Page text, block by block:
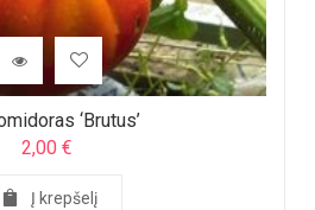
‘Brutus’
2,00 €
Į krepšelį